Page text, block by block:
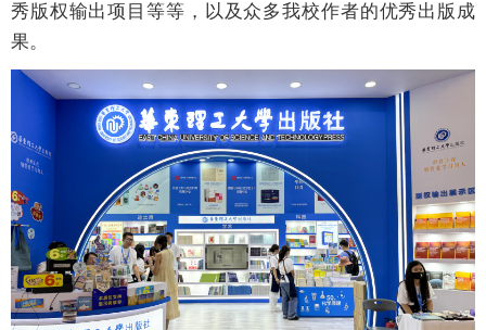
秀版权输出项目等等，以及众多我校作者的优秀出版成
果。